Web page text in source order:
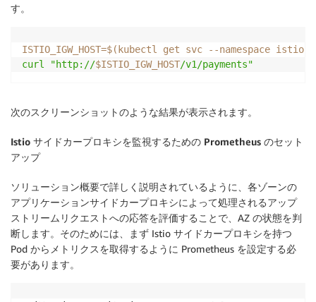
す。
ISTIO_IGW_HOST=$( kubectl get svc --namespace istio-
curl
"http://$ISTIO_IGW_HOST/v1/payments"
次のスクリーンショットのような結果が表示されます。
Istio サイドカープロキシを監視するための Prometheus のセット
アップ
ソリューション概要で詳しく説明されているように、各ゾーンの
アプリケーションサイドカープロキシによって処理されるアップ
ストリームリクエストへの応答を評価することで、AZ の状態を判
断します。そのためには、まず Istio サイドカープロキシを持つ
Pod からメトリクスを取得するように Prometheus を設定する必
要があります。